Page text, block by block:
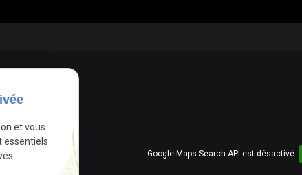
Google Maps Search API est désactivé.
et vous
essentiels